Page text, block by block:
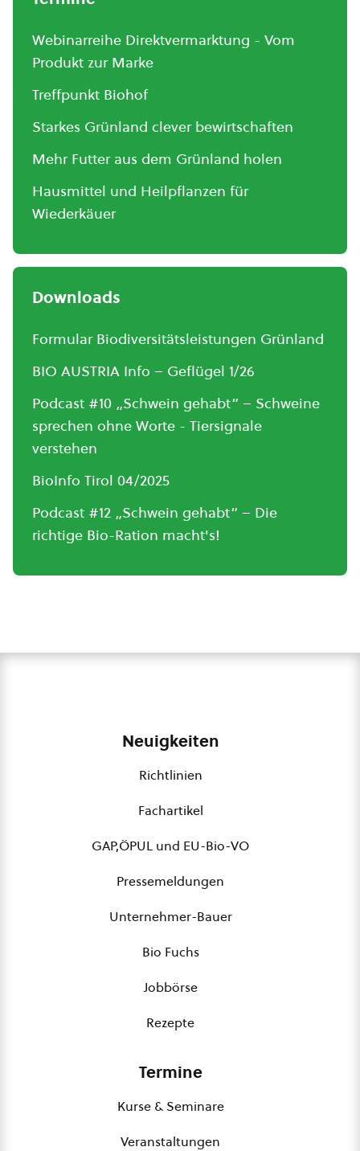
Webinarreihe Direktvermarktung - Vom
Produkt zur Marke
Treffpunkt Biohof
Starkes Grünland clever bewirtschaften
Mehr Futter aus dem Grünland holen
Hausmittel und Heilpflanzen für
Wiederkäuer
Downloads
Formular Biodiversitätsleistungen Grünland
BIO AUSTRIA Info – Geflügel 1/26
Podcast #10 „Schwein gehabt“ – Schweine
sprechen ohne Worte - Tiersignale
verstehen
BioInfo Tirol 04/2025
Podcast #12 „Schwein gehabt“ – Die
richtige Bio-Ration macht's!
Neuigkeiten
Richtlinien
Fachartikel
GAP,ÖPUL und EU-Bio-VO
Pressemeldungen
Unternehmer-Bauer
Bio Fuchs
Jobbörse
Rezepte
Termine
Kurse & Seminare
Veranstaltungen